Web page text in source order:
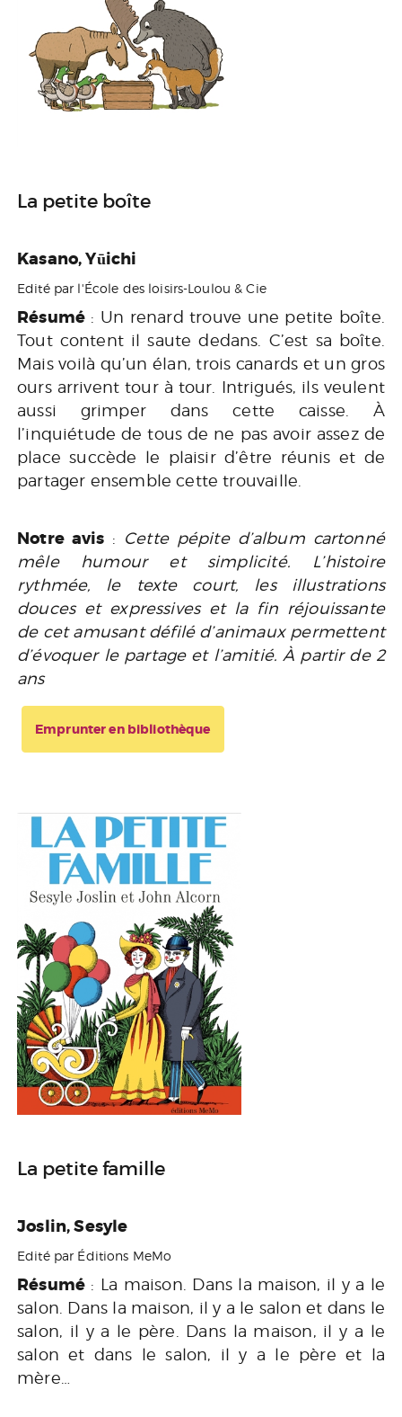
La petite boîte
Kasano, Yūichi
Edité par l'École des loisirs-Loulou & Cie
Résumé : Un renard trouve une petite boîte.
Tout content il saute dedans. C’est sa boîte.
Mais voilà qu’un élan, trois canards et un gros
ours arrivent tour à tour. Intrigués, ils veulent
aussi grimper dans cette caisse. À
l’inquiétude de tous de ne pas avoir assez de
place succède le plaisir d’être réunis et de
partager ensemble cette trouvaille.
Notre avis : Cette pépite d’album cartonné
mêle humour et simplicité. L’histoire
rythmée, le texte court, les illustrations
douces et expressives et la fin réjouissante
de cet amusant défilé d’animaux permettent
d’évoquer le partage et l’amitié. À partir de 2
ans
Emprunter en bibliothèque
La petite famille
Joslin, Sesyle
Edité par Éditions MeMo
Résumé : La maison. Dans la maison, il y a le
salon. Dans la maison, il y a le salon et dans le
salon, il y a le père. Dans la maison, il y a le
salon et dans le salon, il y a le père et la
mère…